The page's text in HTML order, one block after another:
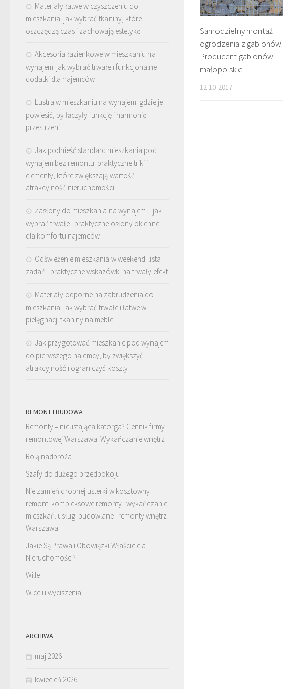
Samodzielny montaż
ogrodzenia z gabionów.
Producent gabionów
małopolskie
12-10-2017
Materiały łatwe w czyszczeniu do
mieszkania: jak wybrać tkaniny, które
oszczędzą czas i zachowają estetykę
Akcesoria łazienkowe w mieszkaniu na
wynajem: jak wybrać trwałe i funkcjonalne
dodatki dla najemców
Lustra w mieszkaniu na wynajem: gdzie je
powiesić, by łączyły funkcję i harmonię
przestrzeni
Jak podnieść standard mieszkania pod
wynajem bez remontu: praktyczne triki i
elementy, które zwiększają wartość i
atrakcyjność nieruchomości
Zasłony do mieszkania na wynajem – jak
wybrać trwałe i praktyczne osłony okienne
dla komfortu najemców
Odświeżenie mieszkania w weekend: lista
zadań i praktyczne wskazówki na trwały efekt
Materiały odporne na zabrudzenia do
mieszkania: jak wybrać trwałe i łatwe w
pielęgnacji tkaniny na meble
Jak przygotować mieszkanie pod wynajem
do pierwszego najemcy, by zwiększyć
atrakcyjność i ograniczyć koszty
REMONT I BUDOWA
Remonty = nieustająca katorga? Cennik firmy
remontowej Warszawa. Wykańczanie wnętrz
Rolą nadproża
Szafy do dużego przedpokoju
Nie zamień drobnej usterki w kosztowny
remont! kompleksowe remonty i wykańczanie
mieszkań. usługi budowlane i remonty wnętrz
Warszawa
Jakie Są Prawa i Obowiązki Właściciela
Nieruchomości?
Wille
W celu wyciszenia
ARCHIWA
maj 2026
kwiecień 2026